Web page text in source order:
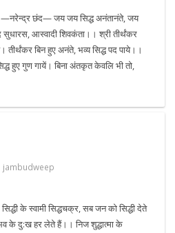
—नरेन्द्र छंद— जय जय सिद्ध अनंतानंते, जय
आस्वादी शिवकंता।। श्री तीर्थंकर
बिन हुए अनंते, भव्य सिद्ध पद पाये।।
हुए गुण गायें। बिना अंतकृत केवलि भी तो,
jambudweep
के स्वामी सिद्धचक्र, सब जन को सिद्धी देते
के दु:ख हर लेते हैं।। निज शुद्धात्मा के